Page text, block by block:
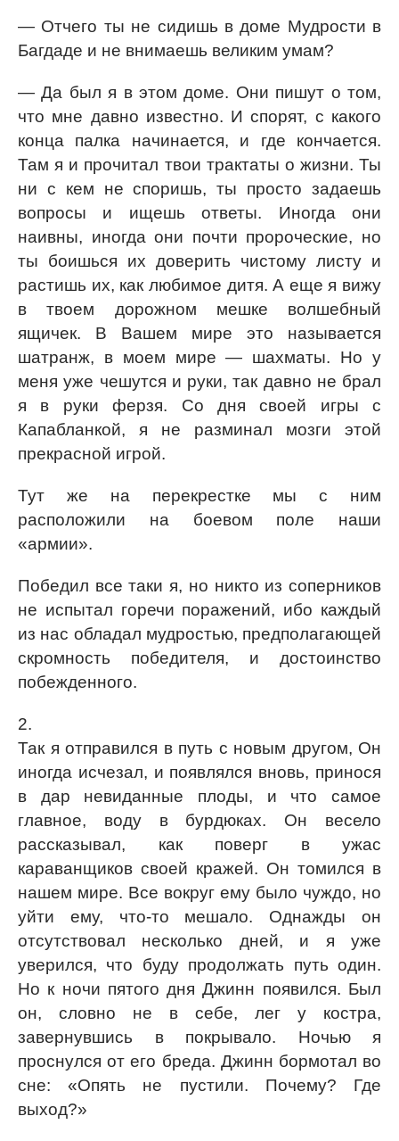
— Отчего ты не сидишь в доме Мудрости в
Багдаде и не внимаешь великим умам?
— Да был я в этом доме. Они пишут о том,
что мне давно известно. И спорят, с какого
конца палка начинается, и где кончается.
Там я и прочитал твои трактаты о жизни. Ты
ни с кем не споришь, ты просто задаешь
вопросы и ищешь ответы. Иногда они
наивны, иногда они почти пророческие, но
ты боишься их доверить чистому листу и
растишь их, как любимое дитя. А еще я вижу
в твоем дорожном мешке волшебный
ящичек. В Вашем мире это называется
шатранж, в моем мире — шахматы. Но у
меня уже чешутся и руки, так давно не брал
я в руки ферзя. Со дня своей игры с
Капабланкой, я не разминал мозги этой
прекрасной игрой.
Тут же на перекрестке мы с ним
расположили на боевом поле наши
«армии».
Победил все таки я, но никто из соперников
не испытал горечи поражений, ибо каждый
из нас обладал мудростью, предполагающей
скромность победителя, и достоинство
побежденного.
2.
Так я отправился в путь с новым другом, Он
иногда исчезал, и появлялся вновь, принося
в дар невиданные плоды, и что самое
главное, воду в бурдюках. Он весело
рассказывал, как поверг в ужас
караванщиков своей кражей. Он томился в
нашем мире. Все вокруг ему было чуждо, но
уйти ему, что-то мешало. Однажды он
отсутствовал несколько дней, и я уже
уверился, что буду продолжать путь один.
Но к ночи пятого дня Джинн появился. Был
он, словно не в себе, лег у костра,
завернувшись в покрывало. Ночью я
проснулся от его бреда. Джинн бормотал во
сне: «Опять не пустили. Почему? Где
выход?»